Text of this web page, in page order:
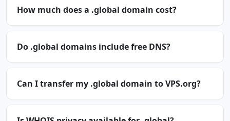
How much does a .global domain cost?
Do .global domains include free DNS?
Can I transfer my .global domain to VPS.org?